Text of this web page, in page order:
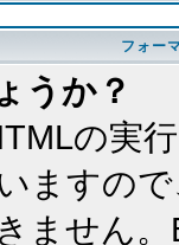
フォー
うか？
の実
ますの
ません